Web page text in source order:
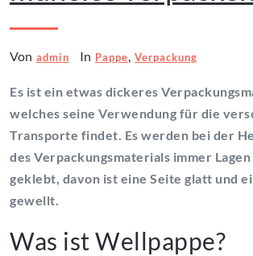
Von admin In Pappe, Verpackung
Es ist ein etwas dickeres
welches seine Verwendung für die
Transporte findet. Es werden bei der
des Verpackungsmaterials immer Lagen
geklebt, davon ist eine Seite glatt und
gewellt.
Was ist Wellpappe?